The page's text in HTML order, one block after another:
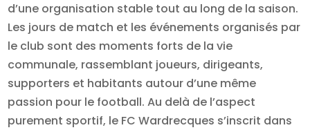
d’une organisation stable tout au long de la saison.
Les jours de match et les événements organisés par
le club sont des moments forts de la vie
communale, rassemblant joueurs, dirigeants,
supporters et habitants autour d’une même
passion pour le football. Au delà de l’aspect
purement sportif, le FC Wardrecques s’inscrit dans